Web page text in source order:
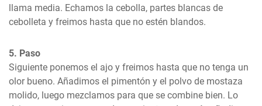
llama media. Echamos la cebolla, partes blancas de
cebolleta y freimos hasta que no estén blandos.
5. Paso
Siguiente ponemos el ajo y freimos hasta que no tenga un
olor bueno. Añadimos el pimentón y el polvo de mostaza
molido, luego mezclamos para que se combine bien. Lo